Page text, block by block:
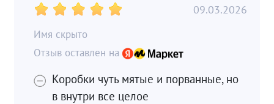
Имя скрыто
09.03.2026
Коробки чуть мятые и порванные, но
в внутри все целое